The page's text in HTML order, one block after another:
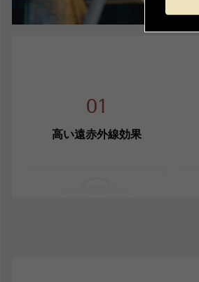
01
高い遠赤外線効果